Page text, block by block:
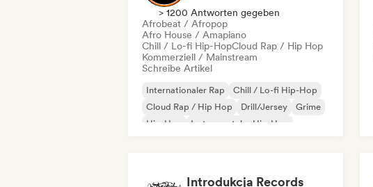
> 1200 Antworten gegeben
Afrobeat / Afropop
Afro House / Amapiano
Chill / Lo-fi Hip-HopCloud Rap / Hip Hop
Kommerziell / Mainstream
Schreibe Artikel
Internationaler Rap
Chill / Lo-fi Hip-Hop
Cloud Rap / Hip Hop
Drill/Jersey
Grime
Hip-Hop
Instrumentaler Hip-Hop
Introdukcja Records